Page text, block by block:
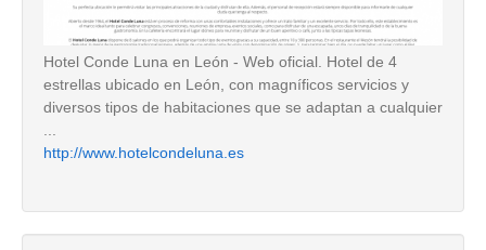
Hotel Conde Luna en León - Web oficial. Hotel de 4
estrellas ubicado en León, con magníficos servicios y
diversos tipos de habitaciones que se adaptan a cualquier
http://www.hotelcondeluna.es